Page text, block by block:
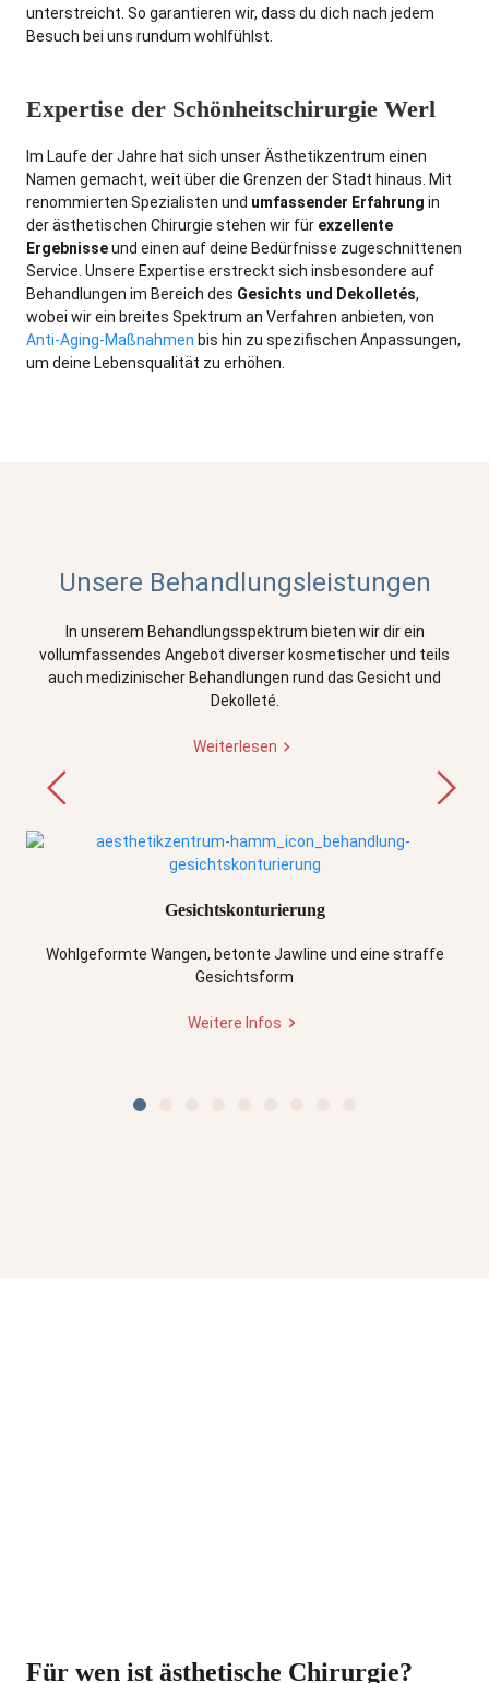
unterstreicht. So garantieren wir, dass du dich nach jedem
Besuch bei uns rundum wohlfühlst.
Expertise der Schönheitschirurgie Werl
Im Laufe der Jahre hat sich unser Ästhetikzentrum einen
Namen gemacht, weit über die Grenzen der Stadt hinaus. Mit
renommierten Spezialisten und umfassender Erfahrung in
der ästhetischen Chirurgie stehen wir für exzellente
Ergebnisseund einen auf deine Bedürfnisse zugeschnittenen
Service. Unsere Expertise erstreckt sich insbesondere auf
Behandlungen im Bereich des Gesichts und Dekolletés,
wobei wir ein breites Spektrum an Verfahren anbieten, von
Anti-Aging-Maßnahmen bis hin zu spezifischen Anpassungen,
um deine Lebensqualität zu erhöhen.
Unsere Behandlungsleistungen
In unserem Behandlungsspektrum bieten wir dir ein
vollumfassendes Angebot diverser kosmetischer und teils
auch medizinischer Behandlungen rund das Gesicht und
Dekolleté.
Weiterlesen
Gesichtskonturierung
Wohlgeformte Wangen, betonte Jawline und eine straffe
Gesichtsform
Weitere Infos
Für wen ist ästhetische Chirurgie?